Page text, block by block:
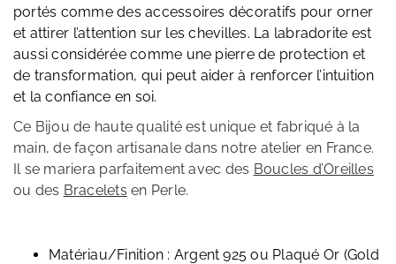
portés comme des accessoires décoratifs pour orner
et attirer l’attention sur les chevilles. La labradorite est
aussi considérée comme une pierre de protection et
de transformation, qui peut aider à renforcer l’intuition
et la confiance en soi.
Ce Bijou de haute qualité est unique et fabriqué à la
main, de façon artisanale dans notre atelier en France.
Il se mariera parfaitement avec des Boucles d’Oreilles
ou des Bracelets en Perle.
Matériau/Finition : Argent 925 ou Plaqué Or (Gold